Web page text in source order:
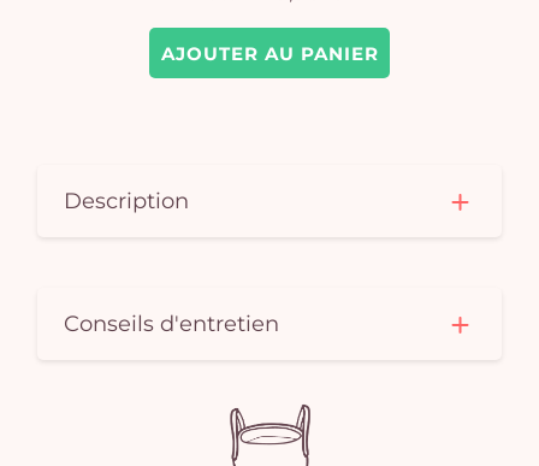
AJOUTER AU PANIER
Description
Conseils d'entretien